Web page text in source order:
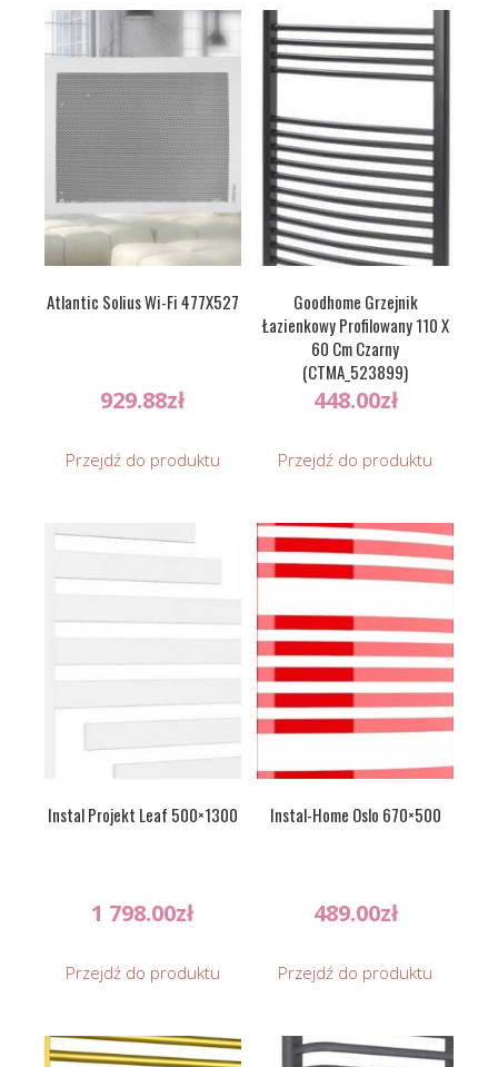
Atlantic Solius Wi-Fi 477X527
929.88zł
Przejdź do produktu
Goodhome Grzejnik
Łazienkowy Profilowany 110 X
60 Cm Czarny
(CTMA_523899)
448.00zł
Przejdź do produktu
Instal Projekt Leaf 500×1300
1 798.00zł
Przejdź do produktu
Instal-Home Oslo 670×500
489.00zł
Przejdź do produktu